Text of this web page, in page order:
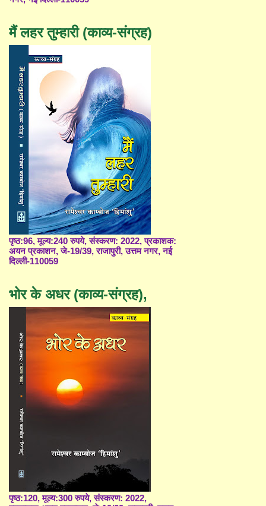
मैं लहर तुम्हारी (काव्य-संग्रह)
पृष्ठ:96, मूल्य:240 रुपये, संस्करण: 2022, प्रकाशक:
अयन प्रकाशन, जे-19/39, राजापुरी, उत्तम नगर, नई
दिल्ली-110059
भोर के अधर (काव्य-संग्रह),
पृष्ठ:120, मूल्य:300 रुपये, संस्करण: 2022,